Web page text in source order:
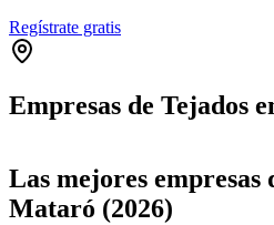
Regístrate gratis
Empresas de Tejados
+
−
Las mejores empresas
Mataró (2026)